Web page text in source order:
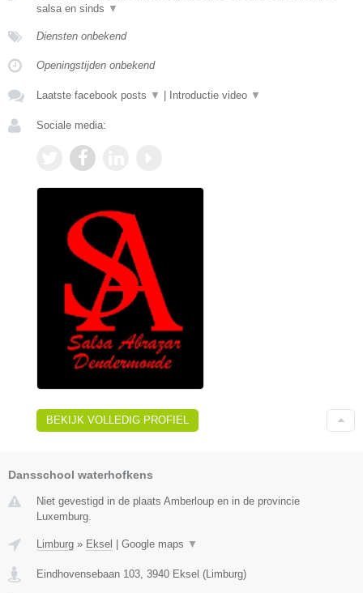
salsa en sinds ▼
Diensten onbekend
Openingstijden onbekend
Laatste facebook posts ▼ Introductie video ▼
Sociale media:
BEKIJK VOLLEDIG PROFIEL
Dansschool waterhofkens
Niet gevestigd in de plaats Amberloup en in de provincie
Luxemburg.
Limburg » Eksel | Google maps ▼
Eindhovensebaan 103 3940 Eksel (Limburg)